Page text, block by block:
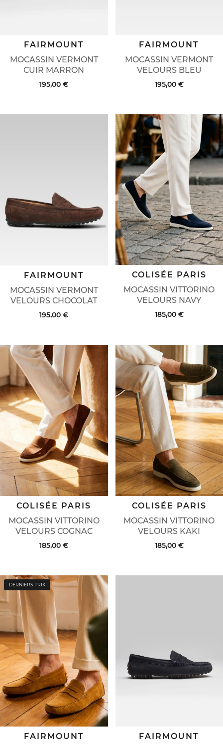
MOCASSIN VERMONT
CUIR MARRON
FAIRMOUNT
195,00 €
MOCASSIN VERMONT
VELOURS BLEU
FAIRMOUNT
195,00 €
MOCASSIN VERMONT
VELOURS CHOCOLAT
FAIRMOUNT
195,00 €
MOCASSIN VITTORINO
VELOURS NAVY
COLISÉE PARIS
185,00 €
MOCASSIN VITTORINO
VELOURS COGNAC
COLISÉE PARIS
185,00 €
MOCASSIN VITTORINO
VELOURS KAKI
COLISÉE PARIS
185,00 €
DERNIERS PRIX
FAIRMOUNT FAIRMOUNT